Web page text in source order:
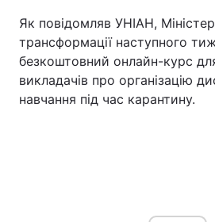
Як повідомляв УНІАН,
трансформації наступного
безкоштовний онлайн-курс для
викладачів про організацію
навчання під час карантину.